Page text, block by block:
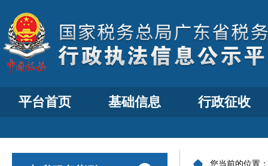
平台首页 基础信息 行政征收
您当前的位置